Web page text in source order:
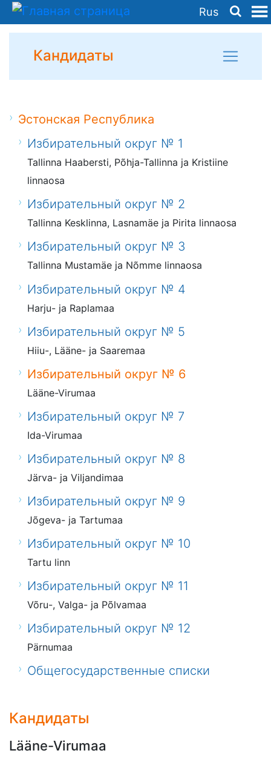
Rus
Кандидаты
Эстонская Республика
Избирательный округ № 1
Tallinna Haabersti, Põhja-Tallinna ja Kristiine
linnaosa
Избирательный округ № 2
Tallinna Kesklinna, Lasnamäe ja Pirita linnaosa
Избирательный округ № 3
Tallinna Mustamäe ja Nõmme linnaosa
Избирательный округ № 4
Harju- ja Raplamaa
Избирательный округ № 5
Hiiu-, Lääne- ja Saaremaa
Избирательный округ № 6
Lääne-Virumaa
Избирательный округ № 7
Ida-Virumaa
Избирательный округ № 8
Järva- ja Viljandimaa
Избирательный округ № 9
Jõgeva- ja Tartumaa
Избирательный округ № 10
Tartu linn
Избирательный округ № 11
Võru-, Valga- ja Põlvamaa
Избирательный округ № 12
Pärnumaa
Общегосударственные списки
Кандидаты
Lääne-Virumaa